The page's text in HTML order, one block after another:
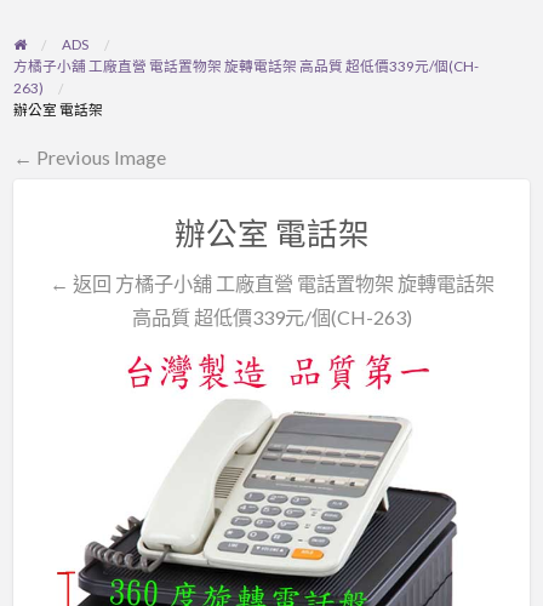
ADS
方橘子小舖 工廠直營 電話置物架 旋轉電話架 高品質 超低價339元/個(CH-
263)
辦公室 電話架
← Previous Image
辦公室 電話架
← 返回 方橘子小舖 工廠直營 電話置物架 旋轉電話架
高品質 超低價339元/個(CH-263)